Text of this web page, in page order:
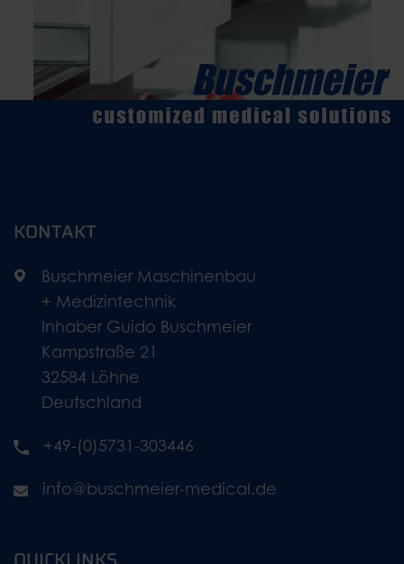
KONTAKT
Buschmeier Maschinenbau
+ Medizintechnik
Inhaber Guido Buschmeier
Kampstraße 21
32584 Löhne
Deutschland
+49-(0)5731-303446
info@buschmeier-medical.de